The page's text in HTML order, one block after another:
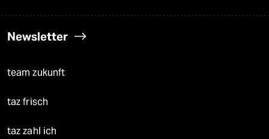
Newsletter
team zukunft
taz frisch
taz zahl ich